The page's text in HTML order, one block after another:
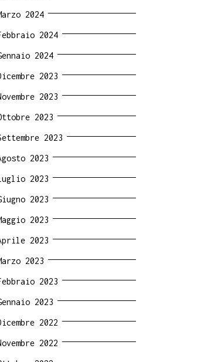
2024
2024
2024
2023
2023
2023
2023
2023
2023
2023
2023
2023
2023
2023
2023
2022
2022